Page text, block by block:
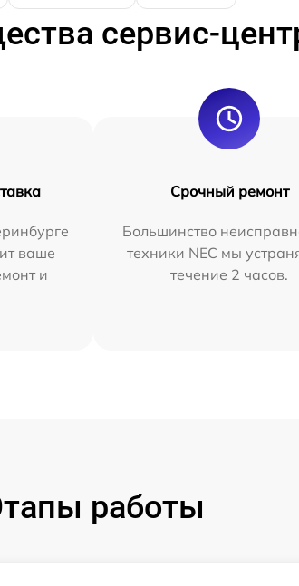
сервис-
ваше
и
Срочный ремонт
Большинство
техники NEC мы
течение 2 часов.
работы